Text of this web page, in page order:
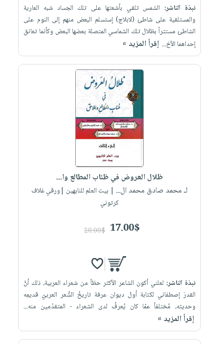
نبذة الناشر: الشمس تلقي بأشعتها على تلك الجساد شبه العارية
والمستلقية على شاطئ (لابلاج) إستسلم البعض منهم إلى النوم على
الشاطئ مستتراً بظلال تلك الشماسي المتصلة بعضها البعض وكأنما تعانق
إحداهما الأخ... إقرأ المزيد »
ظلال العروض في ظئاب المطالع وا...
لـ محمد صادق محمد ال... | بيت العلم للنابهين |ورقي غلاف
كرتوني
17.00$
20.00$
نبذة الناشر: لعلني أكون الشاعر الأكثر حظاً من شعراء العربية، ذلك أنَّ
القدرَ إصطفاني لكتابة أول ديوان عرفة تاريخُ الشِّعر العربيّ قديمِه
وحديثه، مُختلفاً عمّا كان يُعرفُ لدى الشعراء - المتقدّمين منه...
إقرأ المزيد »